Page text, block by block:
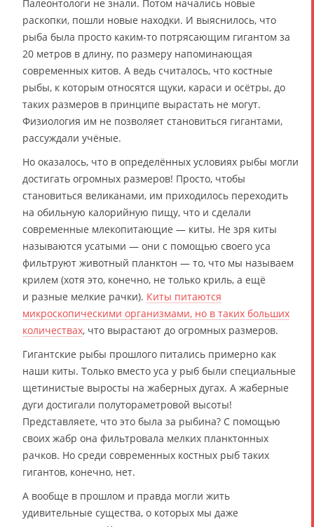
Палеонтологи не знали. Потом начались новые
раскопки, пошли новые находки. И выяснилось, что
рыба была просто каким-то потрясающим гигантом за
20 метров в длину, по размеру напоминающая
современных китов. А ведь считалось, что костные
рыбы, к которым относятся щуки, караси и осётры, до
таких размеров в принципе вырастать не могут.
Физиология им не позволяет становиться гигантами,
рассуждали учёные.
Но оказалось, что в определённых условиях рыбы могли
достигать огромных размеров! Просто, чтобы
становиться великанами, им приходилось переходить
на обильную калорийную пищу, что и сделали
современные млекопитающие — киты. Не зря киты
называются усатыми — они с помощью своего уса
фильтруют животный планктон — то, что мы называем
крилем (хотя это, конечно, не только криль, а ещё
и разные мелкие рачки). Киты питаются
микроскопическими организмами, но в таких больших
количествах, что вырастают до огромных размеров.
Гигантские рыбы прошлого питались примерно как
наши киты. Только вместо уса у рыб были специальные
щетинистые выросты на жаберных дугах. А жаберные
дуги достигали полутораметровой высоты!
Представляете, что это была за рыбина? С помощью
своих жабр она фильтровала мелких планктонных
рачков. Но среди современных костных рыб таких
гигантов, конечно, нет.
А вообще в прошлом и правда могли жить
удивительные существа, о которых мы даже